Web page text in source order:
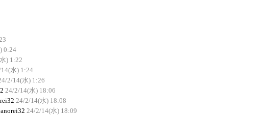
0:24
) 1:22
水) 1:24
2/14(水) 1:26
24/2/14(水) 18:06
24/2/14(水) 18:08
24/2/14(水) 18:09